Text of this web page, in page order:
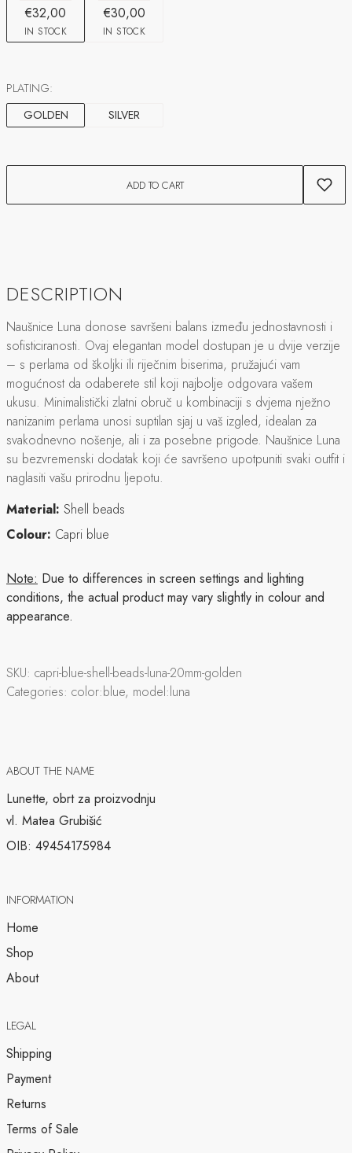
€32,00
IN STOCK
€30,00
IN STOCK
PLATING:
GOLDEN
SILVER
ADD TO CART
DESCRIPTION
Naušnice Luna donose savršeni balans između jednostavnosti i
sofisticiranosti. Ovaj elegantan model dostupan je u dvije verzije
– s perlama od školjki ili riječnim biserima, pružajući vam
mogućnost da odaberete stil koji najbolje odgovara vašem
ukusu. Minimalistički zlatni obruč u kombinaciji s dvjema nježno
nanizanim perlama unosi suptilan sjaj u vaš izgled, idealan za
svakodnevno nošenje, ali i za posebne prigode. Naušnice Luna
su bezvremenski dodatak koji će savršeno upotpuniti svaki outfit i
naglasiti vašu prirodnu ljepotu.
Material: Shell beads
Colour: Capri blue
Note: Due to differences in screen settings and lighting
conditions, the actual product may vary slightly in colour and
appearance.
SKU: capri-blue-shell-beads-luna-20mm-golden
Categories: color:blue, model:luna
ABOUT THE NAME
Lunette, obrt za proizvodnju
vl. Matea Grubišić
OIB: 49454175984
INFORMATION
Home
Shop
About
LEGAL
Shipping
Payment
Returns
Terms of Sale